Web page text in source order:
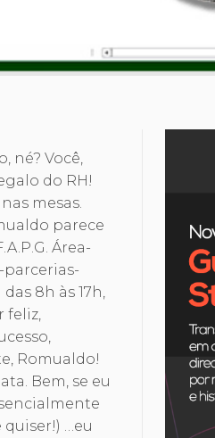
né? Você,
do RH!
mesas.
parece
Área-
8h às 17h,
feliz,
Romualdo!
Bem, se eu
…eu